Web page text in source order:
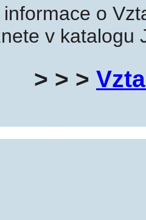
o
v katalogu
> > >